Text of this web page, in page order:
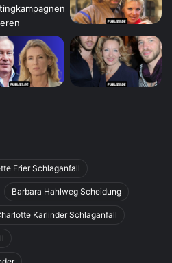
Frier Schlaganfall
Barbara Hahlweg Scheidung
Karlinder Schlaganfall